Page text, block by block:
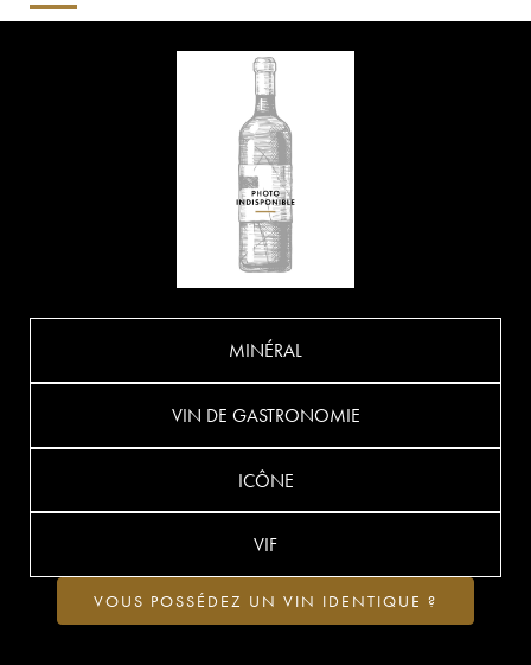
MINÉRAL
VIN DE GASTRONOMIE
ICÔNE
VIF
VOUS POSSÉDEZ UN VIN IDENTIQUE ?